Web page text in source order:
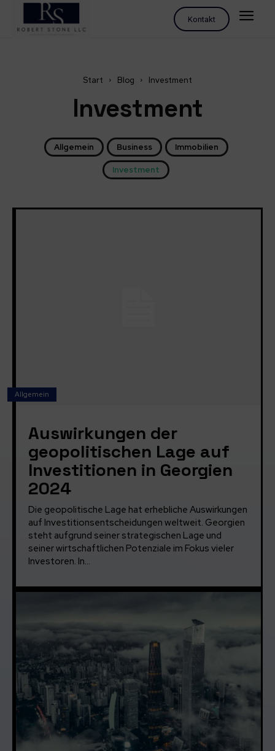
Kontakt
Start Blog Investment
Investment
Allgemein Business Immobilien
Investment
Allgemein
Auswirkungen der
geopolitischen Lage auf
Investitionen in Georgien
2024
Die geopolitische Lage hat erhebliche Auswirkungen
auf Investitionsentscheidungen weltweit. Georgien
steht aufgrund seiner strategischen Lage und
seiner wirtschaftlichen Potenziale im Fokus vieler
Investoren. In...